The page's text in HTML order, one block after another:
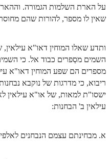
על הארת השלמות הגמורה.
שאין לו מספר, להורות שהם
ותדע שאלו המוחין דאו"א
השמים מסַפרים כבוד אל. כי
מספרים הם שפע המוחין דאו"א
ריבוא, כי מדרגות של נוקבא
ישסו"ת למאות, של או"א עילאין
עילאין ב' הבחנות:
א. מבחינתם עצמם הנבחנים